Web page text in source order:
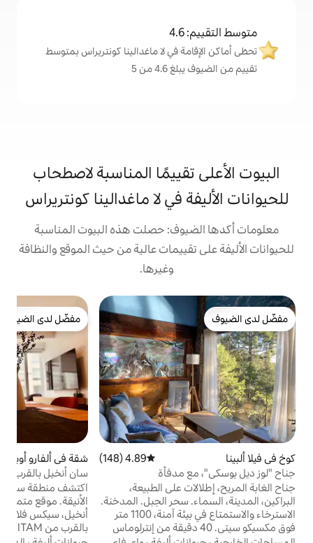
في لا ماغدالينا كونتريراس بمتوسط
المناسبة لاصطحاب
في لا ماغدالينا كونتريراس
حصلت هذه البيوت المناسبة
عالية من حيث الموقع والنظافة
متوسط التقييم 4.89 من 5، 148 مراجعات
4.89 (148)
مدفأة
على الطبيعة،
سحر الجبل. المدخنة.
الاسترخاء والاستمتاع في بيئة آمنة، 1100 متر
سيتي. 40 دقيقة من إنترلوماس
مفضّل لدى الضيوف
مفضّل لدى الضيوف
شقة في ألفارو أوبريغون متوسط التقييم 4.94 من 5، 157 مراجعات
4.94 (157)
سان أنخيل بالقرب من استاد أزتيكا
اكتشف منطقة سان أنخيل من هذه الشقة
الأنيقة. موقع متميز: بالقرب من تلفازا سان
أنخيل، سيكس فلاغز، آرتز بيدريغال وبيريسور.
بالقرب من ITAM وUNAM وAnáhuac del Sur